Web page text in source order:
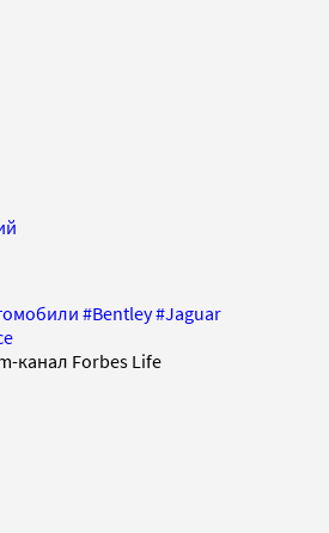
#Bentley#Jaguar
канал Forbes Life